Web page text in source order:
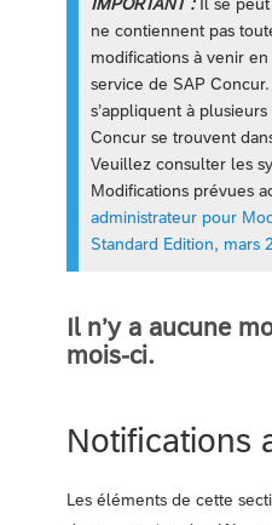
ne contiennent pas
modifications à venir
service de SAP
s’appliquent à
Concur se trouvent
Veuillez consulter les
Modifications prévues
administrateur pour
Standard Edition, mars
Il n’y a aucune
mois-ci.
Notifications
Les éléments de cette